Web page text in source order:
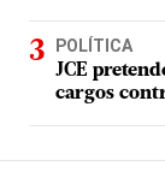
POLÍTICA
JCE
cargos